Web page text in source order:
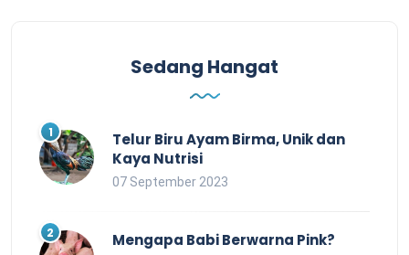
Sedang Hangat
Telur Biru Ayam Birma, Unik dan
Kaya Nutrisi
07 September 2023
Mengapa Babi Berwarna Pink?